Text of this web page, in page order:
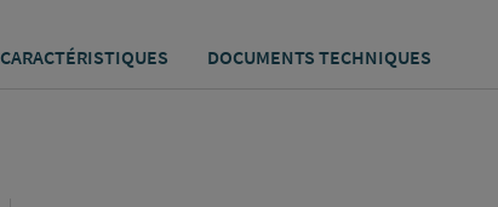
CARACTÉRISTIQUES DOCUMENTS TECHNIQUES